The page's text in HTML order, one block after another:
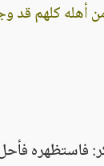
كلهم قد
فاستظهره